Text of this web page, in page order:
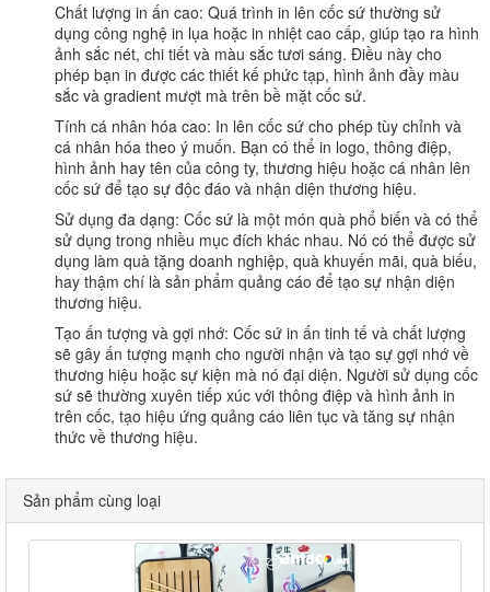
Chất lượng in ấn cao: Quá trình in lên cốc sứ thường sử
dụng công nghệ in lụa hoặc in nhiệt cao cấp, giúp tạo ra hình
ảnh sắc nét, chi tiết và màu sắc tươi sáng. Điều này cho
phép bạn in được các thiết kế phức tạp, hình ảnh đầy màu
sắc và gradient mượt mà trên bề mặt cốc sứ.
Tính cá nhân hóa cao: In lên cốc sứ cho phép tùy chỉnh và
cá nhân hóa theo ý muốn. Bạn có thể in logo, thông điệp,
hình ảnh hay tên của công ty, thương hiệu hoặc cá nhân lên
cốc sứ để tạo sự độc đáo và nhận diện thương hiệu.
Sử dụng đa dạng: Cốc sứ là một món quà phổ biến và có thể
sử dụng trong nhiều mục đích khác nhau. Nó có thể được sử
dụng làm quà tặng doanh nghiệp, quà khuyến mãi, quà biếu,
hay thậm chí là sản phẩm quảng cáo để tạo sự nhận diện
thương hiệu.
Tạo ấn tượng và gợi nhớ: Cốc sứ in ấn tinh tế và chất lượng
sẽ gây ấn tượng mạnh cho người nhận và tạo sự gợi nhớ về
thương hiệu hoặc sự kiện mà nó đại diện. Người sử dụng cốc
sứ sẽ thường xuyên tiếp xúc với thông điệp và hình ảnh in
trên cốc, tạo hiệu ứng quảng cáo liên tục và tăng sự nhận
thức về thương hiệu.
Sản phẩm cùng loại